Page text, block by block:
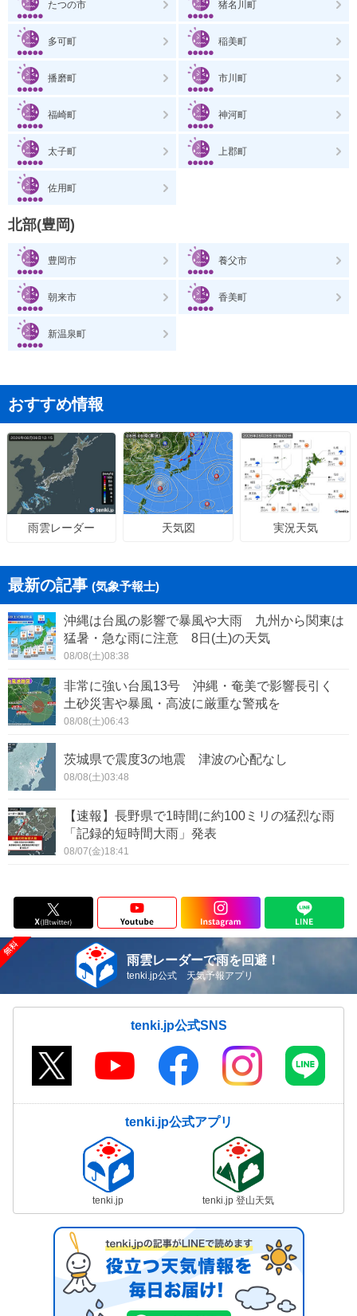
たつの市 猪名川町
多可町 稲美町
播磨町 市川町
福崎町 神河町
太子町 上郡町
佐用町
北部(豊岡)
豊岡市 養父市
朝来市 香美町
新温泉町
おすすめ情報
雨雲レーダー 天気図 実況天気
最新の記事 (気象予報士)
沖縄は台風の影響で暴風や大雨 九州から関東は
猛暑・急な雨に注意 8日(土)の天気
08/08(土)08:38
非常に強い台風13号 沖縄・奄美で影響長引く
土砂災害や暴風・高波に厳重な警戒を
08/08(土)06:43
茨城県で震度3の地震 津波の心配なし
08/08(土)03:48
【速報】長野県で1時間に約100ミリの猛烈な雨
「記録的短時間大雨」発表
08/07(金)18:41
雨雲レーダーで雨を回避！
tenki.jp公式 天気予報アプリ
tenki.jp公式SNS
tenki.jp公式アプリ
tenki.jp tenki.jp 登山天気